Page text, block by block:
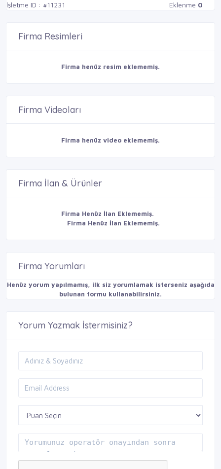
İşletme ID : #11231 Eklenme 0
Firma Resimleri
Firma henüz resim eklememiş.
Firma Videoları
Firma henüz video eklememiş.
Firma İlan & Ürünler
Firma Henüz İlan Eklememiş.
Firma Henüz İlan Eklememiş.
Firma Yorumları
Henüz yorum yapılmamış, ilk siz yorumlamak isterseniz aşağıda
bulunan formu kullanabilirsiniz.
Yorum Yazmak İstermisiniz?